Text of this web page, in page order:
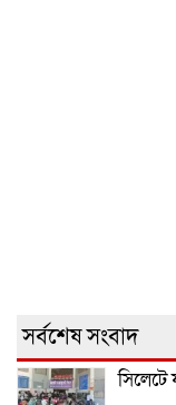
সর্বশেষ সংবাদ
সিলেটে